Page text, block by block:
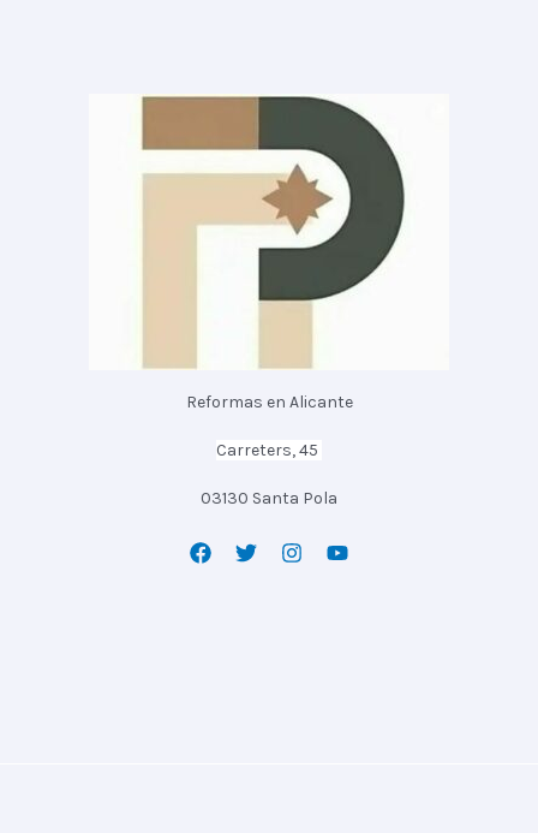
Reformas en Alicante
Carreters, 45
03130 Santa Pola